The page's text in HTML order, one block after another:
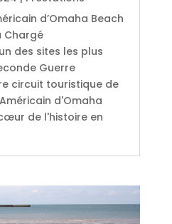
d’Omaha Beach
Chargé
des sites les plus
Guerre
circuit touristique de
d'Omaha
de l'histoire en